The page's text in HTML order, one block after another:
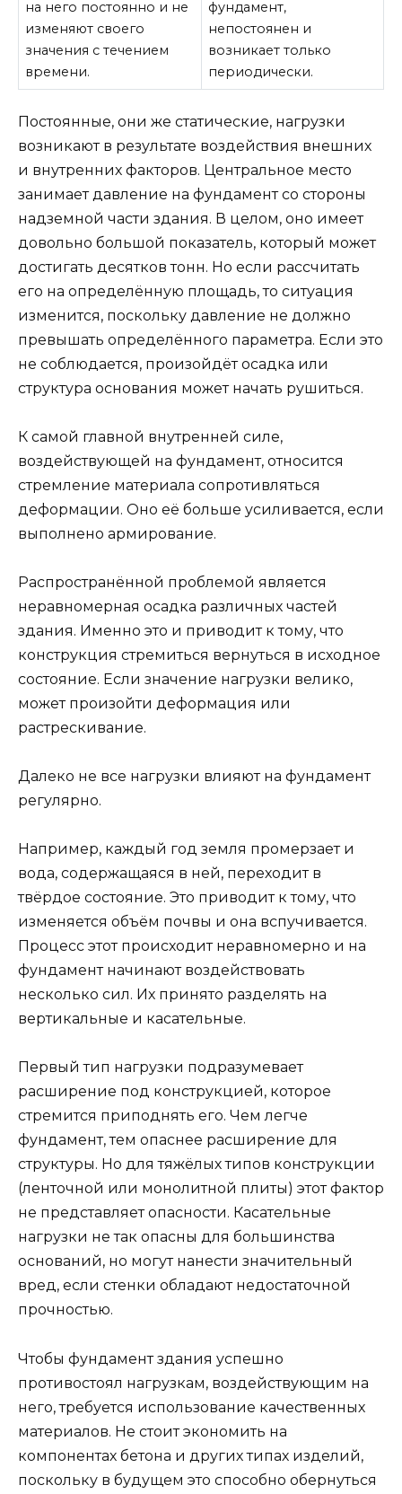
на него постоянно и не
изменяют своего
значения с течением
времени.
фундамент,
непостоянен и
возникает только
периодически.
Постоянные, они же статические, нагрузки
возникают в результате воздействия внешних
и внутренних факторов. Центральное место
занимает давление на фундамент со стороны
надземной части здания. В целом, оно имеет
довольно большой показатель, который может
достигать десятков тонн. Но если рассчитать
его на определённую площадь, то ситуация
изменится, поскольку давление не должно
превышать определённого параметра. Если это
не соблюдается, произойдёт осадка или
структура основания может начать рушиться.
К самой главной внутренней силе,
воздействующей на фундамент, относится
стремление материала сопротивляться
деформации. Оно её больше усиливается, если
выполнено армирование.
Распространённой проблемой является
неравномерная осадка различных частей
здания. Именно это и приводит к тому, что
конструкция стремиться вернуться в исходное
состояние. Если значение нагрузки велико,
может произойти деформация или
растрескивание.
Далеко не все нагрузки влияют на фундамент
регулярно.
Например, каждый год земля промерзает и
вода, содержащаяся в ней, переходит в
твёрдое состояние. Это приводит к тому, что
изменяется объём почвы и она вспучивается.
Процесс этот происходит неравномерно и на
фундамент начинают воздействовать
несколько сил. Их принято разделять на
вертикальные и касательные.
Первый тип нагрузки подразумевает
расширение под конструкцией, которое
стремится приподнять его. Чем легче
фундамент, тем опаснее расширение для
структуры. Но для тяжёлых типов конструкции
(ленточной или монолитной плиты) этот фактор
не представляет опасности. Касательные
нагрузки не так опасны для большинства
оснований, но могут нанести значительный
вред, если стенки обладают недостаточной
прочностью.
Чтобы фундамент здания успешно
противостоял нагрузкам, воздействующим на
него, требуется использование качественных
материалов. Не стоит экономить на
компонентах бетона и других типах изделий,
поскольку в будущем это способно обернуться